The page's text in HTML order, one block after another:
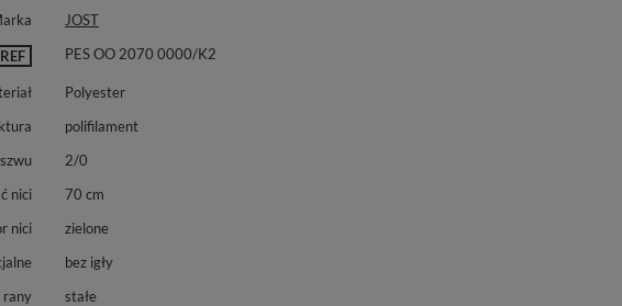
JOST
REF PES OO 2070 0000/K2
Polyester
polifilament
2/0
nici
70 cm
nici
zielone
bez igły
rany
stałe